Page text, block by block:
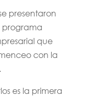
presentaron
programa
que
con la
es la primera